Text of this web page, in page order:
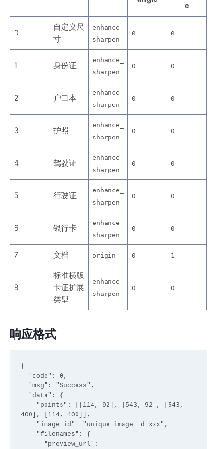
e
0
自定义尺
寸
enhance_
sharpen
0 0
1 身份证
enhance_
sharpen
0 0
2 户口本
enhance_
sharpen
0 0
3 护照
enhance_
sharpen
0 0
4 驾驶证
enhance_
sharpen
0 0
5 行驶证
enhance_
sharpen
0 0
6 银行卡
enhance_
sharpen
0 0
7 文档 origin 0 1
8
标准横版
卡证扩展
类型
enhance_
sharpen
0 0
响应格式
{
400], [114, 400]],